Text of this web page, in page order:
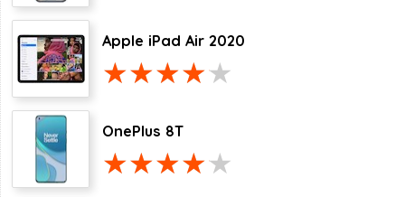
Apple iPad Air 2020
OnePlus 8T